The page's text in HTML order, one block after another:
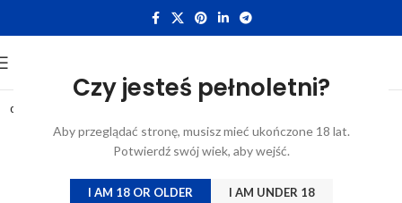
Czy jesteś pełnoletni?
Aby przeglądać stronę, musisz mieć ukończone 18 lat.
Potwierdź swój wiek, aby wejść.
I AM 18 OR OLDER I AM UNDER 18
0.2L